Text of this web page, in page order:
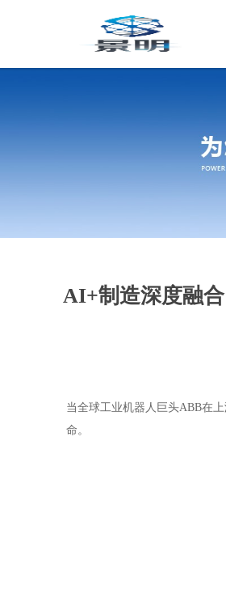
AI+制造深度融
当全球工业机器人巨头ABB在
命。